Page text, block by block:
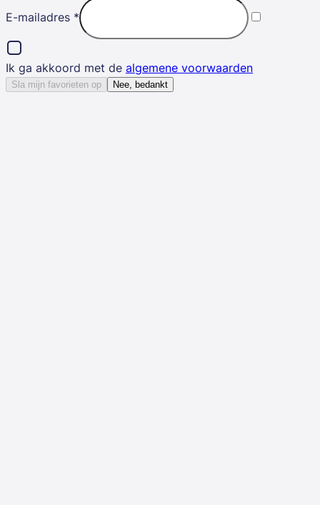
E-mailadres *
Ik ga akkoord met de algemene voorwaarden
Sla mijn favorieten op Nee, bedankt